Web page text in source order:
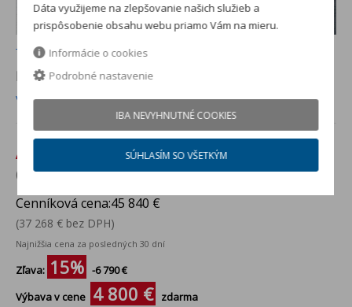
+ ďalších 7
NOVÉ AUTO NA SKLADE
Viac info
Akciová cena: 39 050 €
(31 748 € bez DPH)
Cenníková cena:45 840 €
(37 268 € bez DPH)
Najnižšia cena za posledných 30 dní
Zľava: 15% -6 790 €
Výbava v cene 4 800 € zdarma
Dáta využijeme na zlepšovanie našich služieb a
prispôsobenie obsahu webu priamo Vám na mieru.
Informácie o cookies
Podrobné nastavenie
IBA NEVYHNUTNÉ COOKIES
SÚHLASÍM SO VŠETKÝM